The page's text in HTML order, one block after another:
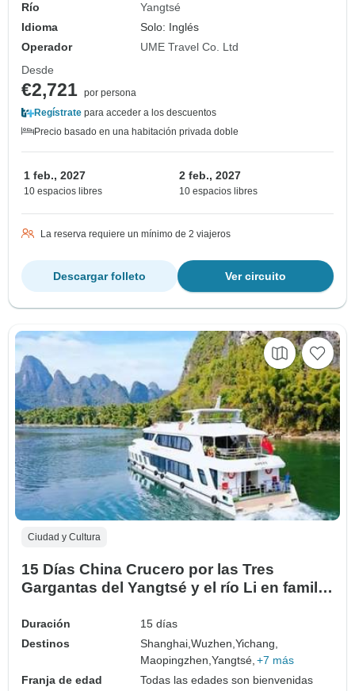
Río
Yangtsé
Idioma
Solo: Inglés
Operador
UME Travel Co. Ltd
Desde
€2,721 por persona
Regístrate para acceder a los descuentos
Precio basado en una habitación privada doble
1 feb., 2027
10 espacios libres
2 feb., 2027
10 espacios libres
La reserva requiere un mínimo de 2 viajeros
Ver circuito
Descargar folleto
Ciudad y Cultura
15 Días China Crucero por las Tres
Gargantas del Yangtsé y el río Li en familia
Duración
15 días
Destinos
Shanghai,Wuzhen,Yichang,
Maopingzhen,Yangtsé, +7 más
Franja de edad
Todas las edades son bienvenidas